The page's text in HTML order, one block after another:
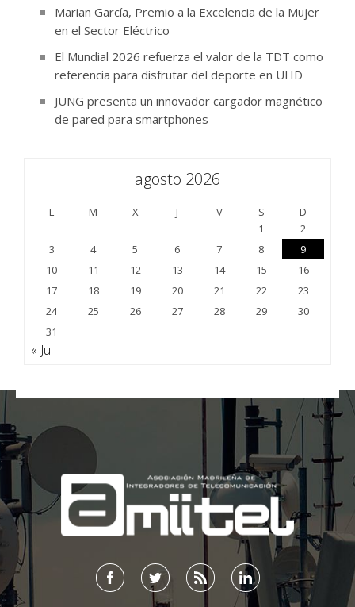
Marian García, Premio a la Excelencia de la Mujer
en el Sector Eléctrico
El Mundial 2026 refuerza el valor de la TDT como
referencia para disfrutar del deporte en UHD
JUNG presenta un innovador cargador magnético
de pared para smartphones
agosto 2026
L M X J V S
D
1
2
3
4 5 6 7 8
9
10
11 12 13 14 15
16
17
18 19 20 21 22
23
24
25 26 27 28 29
30
31
« Jul
;